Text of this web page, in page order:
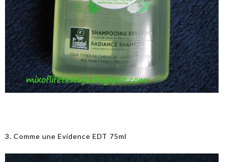
3. Comme une Evidence EDT 75ml